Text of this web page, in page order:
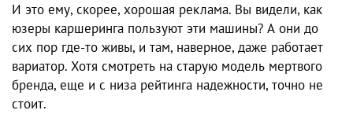
И это ему, скорее, хорошая реклама. Вы видели, как
юзеры каршеринга пользуют эти машины? А они до
сих пор где-то живы, и там, наверное, даже работает
вариатор. Хотя смотреть на старую модель мертвого
бренда, еще и с низа рейтинга надежности, точно не
стоит.